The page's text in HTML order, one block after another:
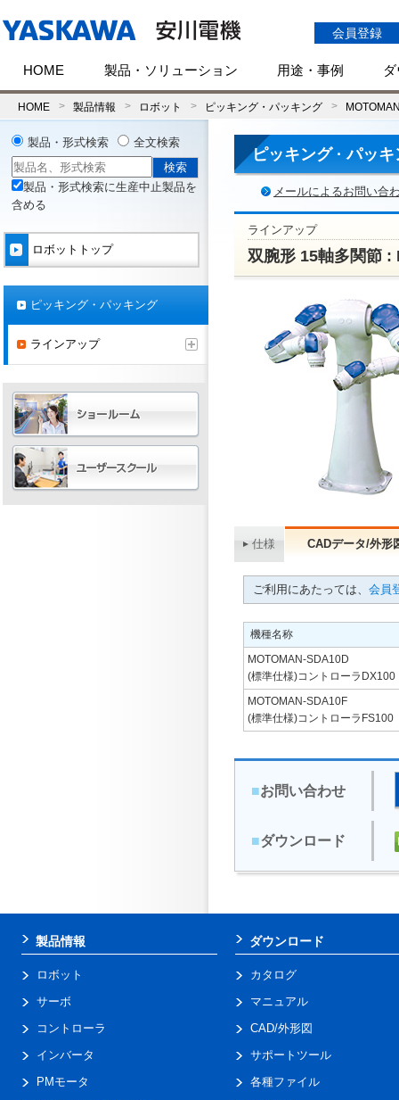
会員登録
HOME 製品・ソリューション 用途・事例
HOME 製品情報 ロボット ピッキング・パッキング
ピッキング · パッキ
メールによるお問い合
ラインアップ
双腕形 15軸多関節 :
仕様 CADデータ/外形
ご利用にあたっては、 会員
機種名称
MOTOMAN-SDA10D
(標準仕様)コントローラDX100
MOTOMAN-SDA10F
(標準仕様)コントローラFS100
■お問い合わせ
■ダウンロード
製品・形式検索 全文検索
製品・形式検索に生産中止製品を
含める
ロボットトップ
ピッキング・パッキング
ラインアップ
製品情報
ロボット
サーボ
コントローラ
インバータ
PMモータ
ダウンロード
カタログ
マニュアル
CAD/外形図
サポートツール
各種ファイル